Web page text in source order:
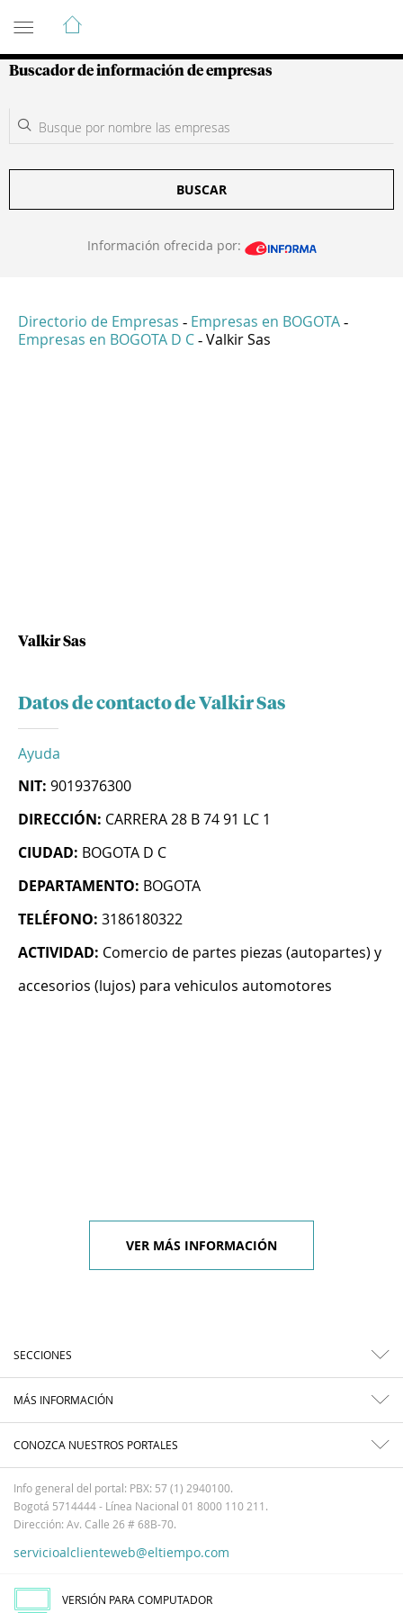
Guía de Empresas Colombianas
Buscador de información de empresas
BUSCAR
Información ofrecida por:
Directorio de Empresas - Empresas en BOGOTA -
Empresas en BOGOTA D C - Valkir Sas
Valkir Sas
Datos de contacto de Valkir Sas
Ayuda
NIT: 9019376300
DIRECCIÓN: CARRERA 28 B 74 91 LC 1
CIUDAD: BOGOTA D C
DEPARTAMENTO: BOGOTA
TELÉFONO: 3186180322
ACTIVIDAD: Comercio de partes piezas (autopartes) y
accesorios (lujos) para vehiculos automotores
VER MÁS INFORMACIÓN
SECCIONES
MÁS INFORMACIÓN
CONOZCA NUESTROS PORTALES
Info general del portal: PBX: 57 (1) 2940100.
Bogotá 5714444 - Línea Nacional 01 8000 110 211.
Dirección: Av. Calle 26 # 68B-70.
servicioalclienteweb@eltiempo.com
VERSIÓN PARA COMPUTADOR